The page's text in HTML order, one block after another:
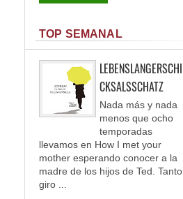
TOP SEMANAL
LEBENSLANGERSCHI
CKSALSSCHATZ
Nada más y nada
menos que ocho
temporadas
llevamos en How I met your
mother esperando conocer a la
madre de los hijos de Ted. Tanto
giro ...